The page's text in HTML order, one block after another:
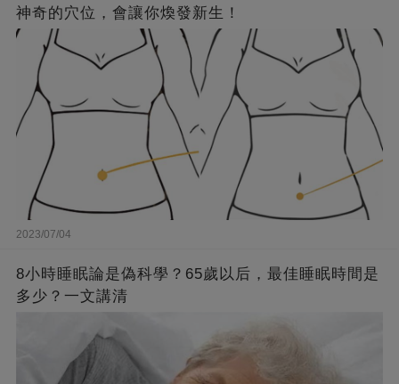
神奇的穴位，會讓你煥發新生！
2023/07/04
8小時睡眠論是偽科學？65歲以后，最佳睡眠時間是
多少？一文講清